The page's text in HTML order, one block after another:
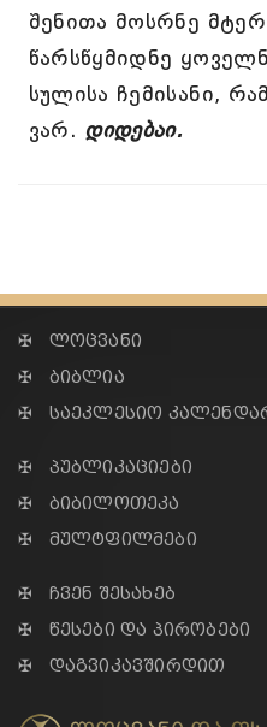
შენითა მოსრნე
წარსწყმიდნე
სულისა ჩემისანი,
ვარ. დიდებაი.
✠ ლოცვანი
✠ ბიბლია
✠ საეკლესიო
✠ პუბლიკაციები
✠ ბიბილოთეკა
✠ მულტფილმები
✠ ჩვენ შესახებ
✠ წესები და პირობები
✠ დაგვიკავშირდით